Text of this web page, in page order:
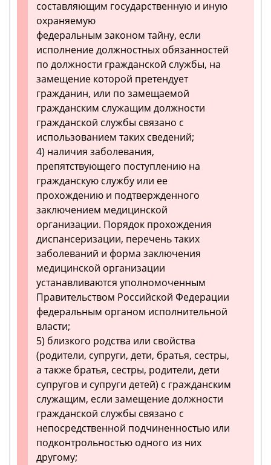
составляющим государственную и иную
охраняемую
федеральным законом тайну, если
исполнение должностных обязанностей
по должности гражданской службы, на
замещение которой претендует
гражданин, или по замещаемой
гражданским служащим должности
гражданской службы связано с
использованием таких сведений;
4) наличия заболевания,
препятствующего поступлению на
гражданскую службу или ее
прохождению и подтвержденного
заключением медицинской
организации. Порядок прохождения
диспансеризации, перечень таких
заболеваний и форма заключения
медицинской организации
устанавливаются уполномоченным
Правительством Российской Федерации
федеральным органом исполнительной
власти;
5) близкого родства или свойства
(родители, супруги, дети, братья, сестры,
а также братья, сестры, родители, дети
супругов и супруги детей) с гражданским
служащим, если замещение должности
гражданской службы связано с
непосредственной подчиненностью или
подконтрольностью одного из них
другому;